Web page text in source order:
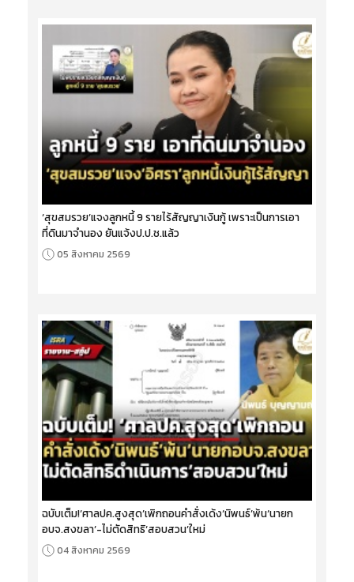
‘สุขสมรวย’แจงลูกหนี้ 9 รายไร้สัญญาเงินกู้ เพราะเป็นการเอา
ที่ดินมาจำนอง ยันแจ้งป.ป.ช.แล้ว
05 สิงหาคม 2569
ฉบับเต็ม!‘ศาลปค.สูงสุด’เพิกถอนคำสั่งเด้ง‘นิพนธ์’พ้น‘นายก
อบจ.สงขลา’-ไม่ตัดสิทธิ‘สอบสวน’ใหม่
04 สิงหาคม 2569